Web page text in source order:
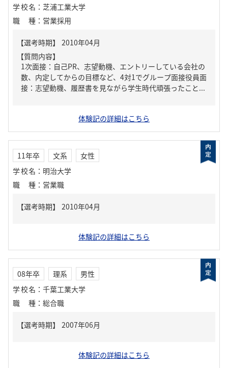
学校名 ： 芝浦工業大学
職種 ： 営業採用
【質問内容】
1次面接：自己PR、志望動機、エントリーしている会社の
数、内定してからの目標など、4対1でグループ面接役員面
接：志望動機、履歴書を見ながら学生時代頑張ったこと...
体験記の詳細はこちら
11年卒 文系
女性
学校名 ： 明治大学
職種 ： 営業職
体験記の詳細はこちら
08年卒 理系
男性
学校名 ： 千葉工業大学
職種 ： 総合職
体験記の詳細はこちら